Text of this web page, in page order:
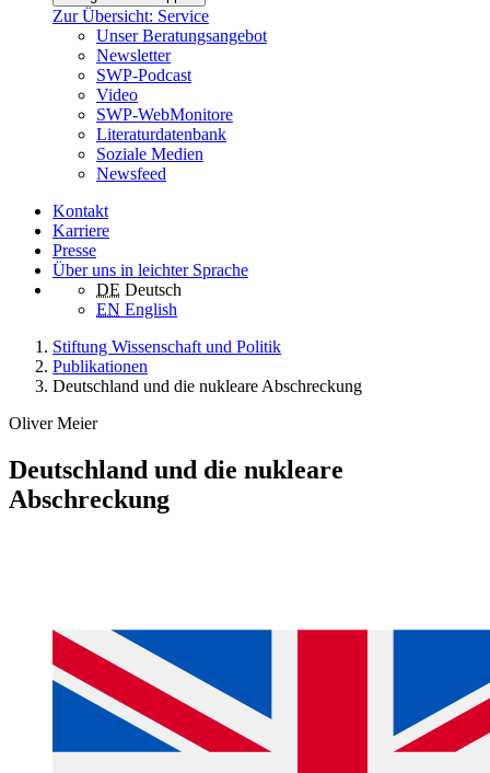
Zur Übersicht: Service
Unser Beratungsangebot
Newsletter
SWP-Podcast
Video
SWP-WebMonitore
Literaturdatenbank
Soziale Medien
Newsfeed
Kontakt
Karriere
Presse
Über uns in leichter Sprache
DE Deutsch
EN English
Stiftung Wissenschaft und Politik
Publikationen
Deutschland und die nukleare Abschreckung
Oliver Meier
Deutschland und die nukleare
Abschreckung